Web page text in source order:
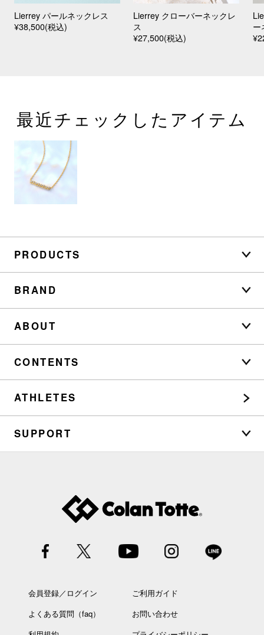
Lierrey パールネックレス
¥38,500(税込)
Lierrey クローバーネックレ
ス
¥27,500(税込)
ー
最近チェックしたアイテム
PRODUCTS
BRAND
ABOUT
CONTENTS
ATHLETES
SUPPORT
会員登録／ログイン
ご利用ガイド
よくある質問（faq）
お問い合わせ